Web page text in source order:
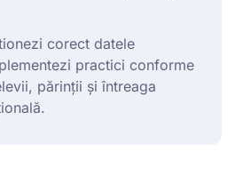
corect datele
practici conforme
părinții și întreaga